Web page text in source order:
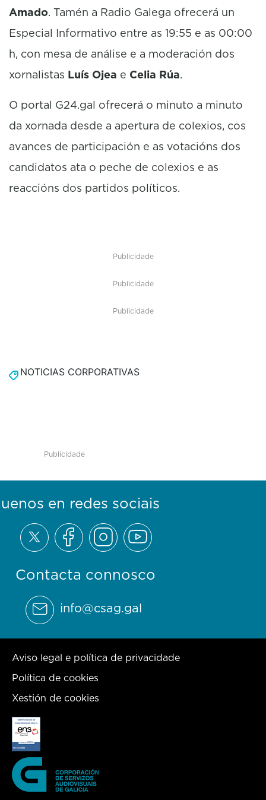
Amado. Tamén a Radio Galega ofrecerá un
Especial Informativo entre as 19:55 e as 00:00
h, con mesa de análise e a moderación dos
xornalistas Luís Ojea e Celia Rúa.
O portal G24.gal ofrecerá o minuto a minuto
da xornada desde a apertura de colexios, cos
avances de participación e as votacións dos
candidatos ata o peche de colexios e as
reaccións dos partidos políticos.
Publicidade
Publicidade
Publicidade
NOTICIAS CORPORATIVAS
Publicidade
Contacta connosco
info@csag.gal
en redes sociais
Aviso legal e política de privacidade
Política de cookies
Xestión de cookies